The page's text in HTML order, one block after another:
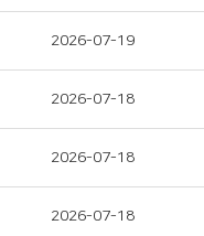
2026-07-19
2026-07-18
2026-07-18
2026-07-18